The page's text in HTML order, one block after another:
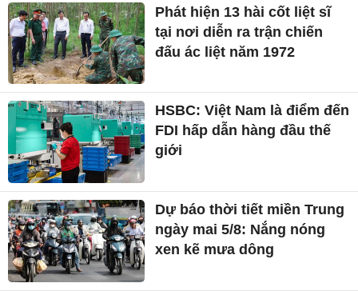
Phát hiện 13 hài cốt liệt sĩ
tại nơi diễn ra trận chiến
đấu ác liệt năm 1972
HSBC: Việt Nam là điểm đến
FDI hấp dẫn hàng đầu thế
giới
Dự báo thời tiết miền Trung
ngày mai 5/8: Nắng nóng
xen kẽ mưa dông